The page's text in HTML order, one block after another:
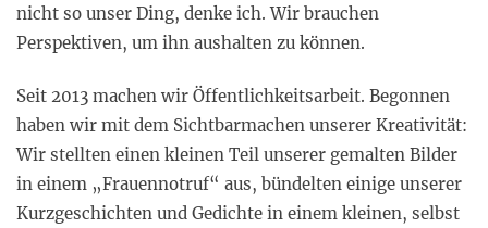
nicht so unser Ding, denke ich. Wir brauchen
Perspektiven, um ihn aushalten zu können.
Seit 2013 machen wir Öffentlichkeitsarbeit. Begonnen
haben wir mit dem Sichtbarmachen unserer Kreativität:
Wir stellten einen kleinen Teil unserer gemalten Bilder
in einem „Frauennotruf“ aus, bündelten einige unserer
Kurzgeschichten und Gedichte in einem kleinen, selbst